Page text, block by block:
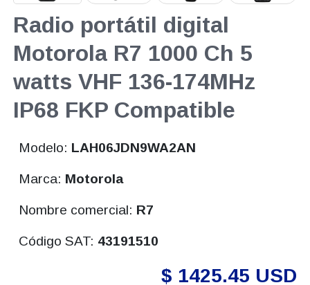
Radio portátil digital
Motorola R7 1000 Ch 5
watts VHF 136-174MHz
IP68 FKP Compatible
Modelo: LAH06JDN9WA2AN
Marca: Motorola
Nombre comercial: R7
Código SAT: 43191510
$ 1425.45 USD